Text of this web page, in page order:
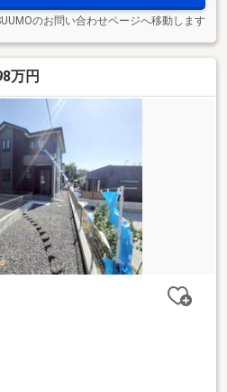
のお問い合わせページへ移動します
万円